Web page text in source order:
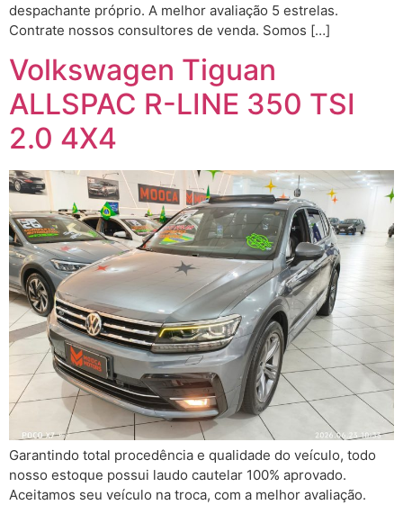
despachante próprio. A melhor avaliação 5 estrelas.
Contrate nossos consultores de venda. Somos […]
Volkswagen Tiguan
ALLSPAC R-LINE 350 TSI
2.0 4X4
Garantindo total procedência e qualidade do veículo, todo
nosso estoque possui laudo cautelar 100% aprovado.
Aceitamos seu veículo na troca, com a melhor avaliação.